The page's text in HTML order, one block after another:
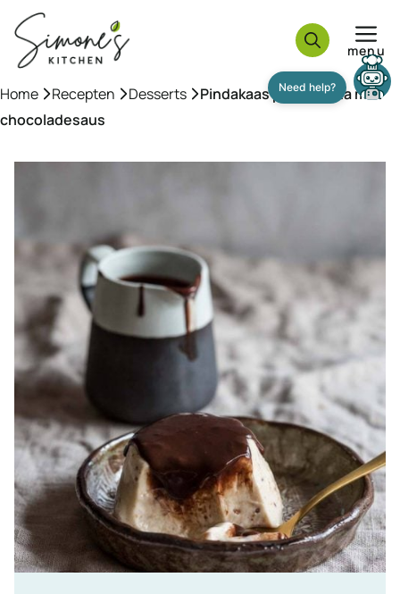
naar
inhoud
menu
Home »Recepten »Desserts »Pindakaas pannacotta met
chocoladesaus